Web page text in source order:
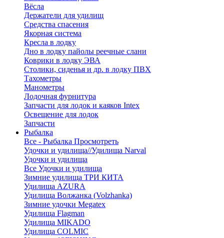
Вёсла
Держатели для удилищ
Средства спасения
Якорная система
Кресла в лодку
Дно в лодку пайолы реечные слани
Коврики в лодку ЭВА
Столики, сиденья и др. в лодку ПВХ
Тахометры
Манометры
Лодочная фурнитура
Запчасти для лодок и каяков Intex
Освещение для лодок
Запчасти
Рыбалка
Все - Рыбалка Просмотреть
Удочки и удилища//Удилища Narval
Удочки и удилища
Все Удочки и удилища
Зимние удилища ТРИ КИТА
Удилища AZURA
Удилища Волжанка (Volzhanka)
Зимние удочки Megatex
Удилища Flagman
Удилища MIKADO
Удилища COLMIC